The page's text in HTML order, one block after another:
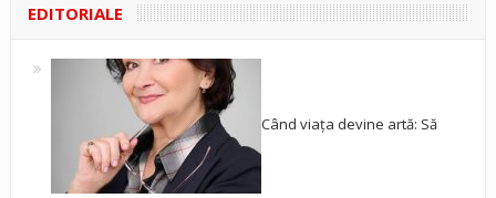
EDITORIALE
Când viața devine artă: Să